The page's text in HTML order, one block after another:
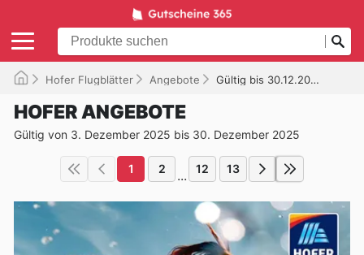
Hofer Flugblätter Angebote Gültig bis 30.12.2025
HOFER ANGEBOTE
Gültig von 3. Dezember 2025 bis 30. Dezember 2025
1 2 ... 12 13